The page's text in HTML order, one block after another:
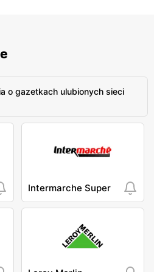
o gazetkach ulubionych sieci
Intermarche Super